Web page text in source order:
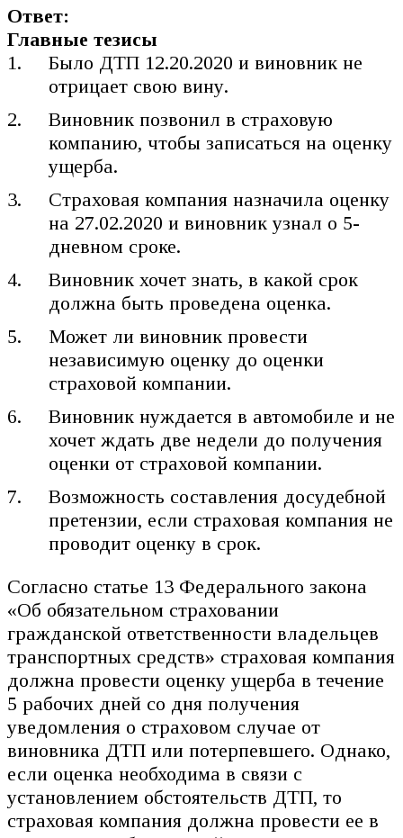
Ответ:
Главные тезисы
Было ДТП 12.20.2020 и виновник не
отрицает свою вину.
Виновник позвонил в страховую
компанию, чтобы записаться на оценку
ущерба.
Страховая компания назначила оценку
на 27.02.2020 и виновник узнал о 5-
дневном сроке.
Виновник хочет знать, в какой срок
должна быть проведена оценка.
Может ли виновник провести
независимую оценку до оценки
страховой компании.
Виновник нуждается в автомобиле и не
хочет ждать две недели до получения
оценки от страховой компании.
Возможность составления досудебной
претензии, если страховая компания не
проводит оценку в срок.
Согласно статье 13 Федерального закона
«Об обязательном страховании
гражданской ответственности владельцев
транспортных средств» страховая компания
должна провести оценку ущерба в течение
5 рабочих дней со дня получения
уведомления о страховом случае от
виновника ДТП или потерпевшего. Однако,
если оценка необходима в связи с
установлением обстоятельств ДТП, то
страховая компания должна провести ее в